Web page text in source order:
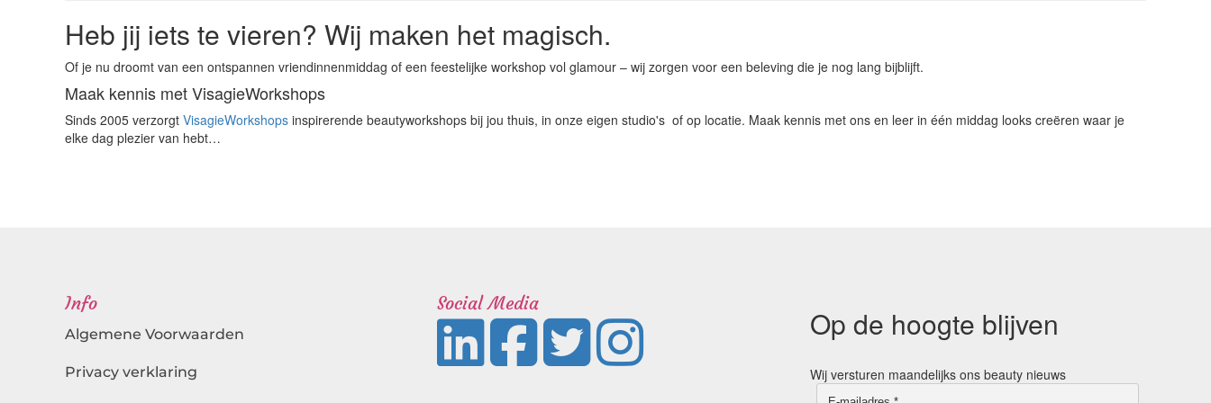
Heb jij iets te vieren? Wij maken het magisch.
Of je nu droomt van een ontspannen vriendinnenmiddag of een feestelijke workshop vol glamour – wij zorgen voor een beleving die je nog lang bijblijft.
Maak kennis met VisagieWorkshops
Sinds 2005 verzorgt VisagieWorkshops inspirerende beautyworkshops bij jou thuis, in onze eigen studio's of op locatie. Maak kennis met ons en leer in één middag looks creëren waar je
elke dag plezier van hebt…
Info
Algemene Voorwaarden
Privacy verklaring
Social Media
Op de hoogte blijven
Wij versturen maandelijks ons beauty nieuws